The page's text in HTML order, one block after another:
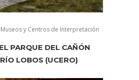
Museos y Centros de Interpretación
PARQUE DEL CAÑÓN
LOBOS (UCERO)